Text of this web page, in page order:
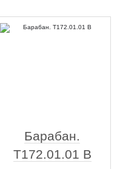
Барабан.
Т172.01.01 В